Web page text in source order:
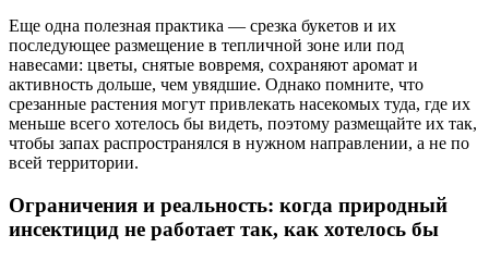
Еще одна полезная практика — срезка букетов и их
последующее размещение в тепличной зоне или под
навесами: цветы, снятые вовремя, сохраняют аромат и
активность дольше, чем увядшие. Однако помните, что
срезанные растения могут привлекать насекомых туда, где их
меньше всего хотелось бы видеть, поэтому размещайте их так,
чтобы запах распространялся в нужном направлении, а не по
всей территории.
Ограничения и реальность: когда природный
инсектицид не работает так, как хотелось бы